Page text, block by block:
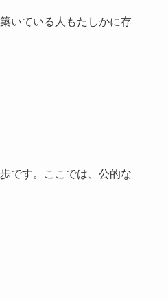
いている人もたしかに存
です。ここでは、公的な